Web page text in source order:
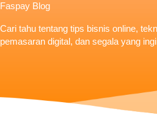
Faspay Blog
Cari tahu tentang tips bisnis online,
pemasaran digital, dan segala yang